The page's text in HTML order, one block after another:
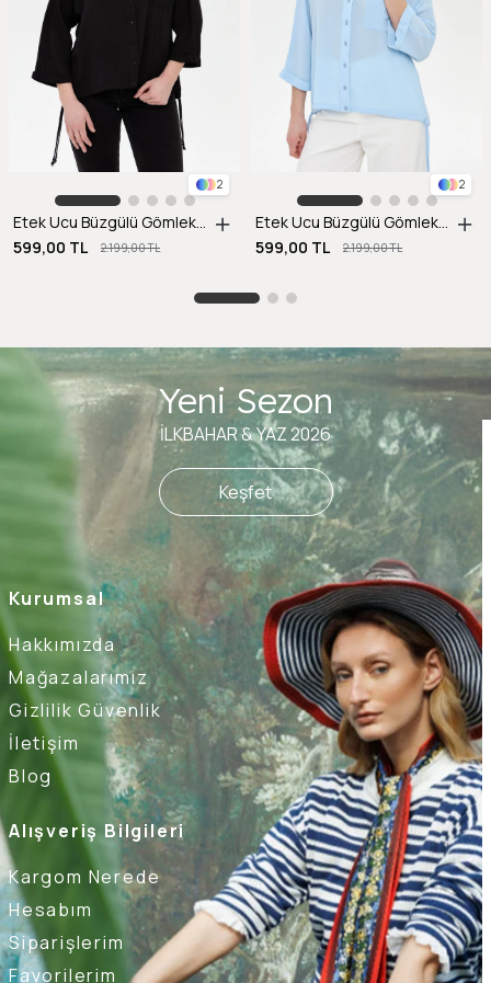
2
599,00 TL
2.199,00 TL
2
599,00 TL
2.199,00 TL
Kurumsal
Hakkımızda
Mağazalarımız
Gizlilik Güvenlik
İletişim
Blog
Alışveriş Bilgileri
Kargom Nerede
Hesabım
Siparişlerim
Favorilerim
Yeni Sezon
İLKBAHAR & YAZ 2026
Keşfet